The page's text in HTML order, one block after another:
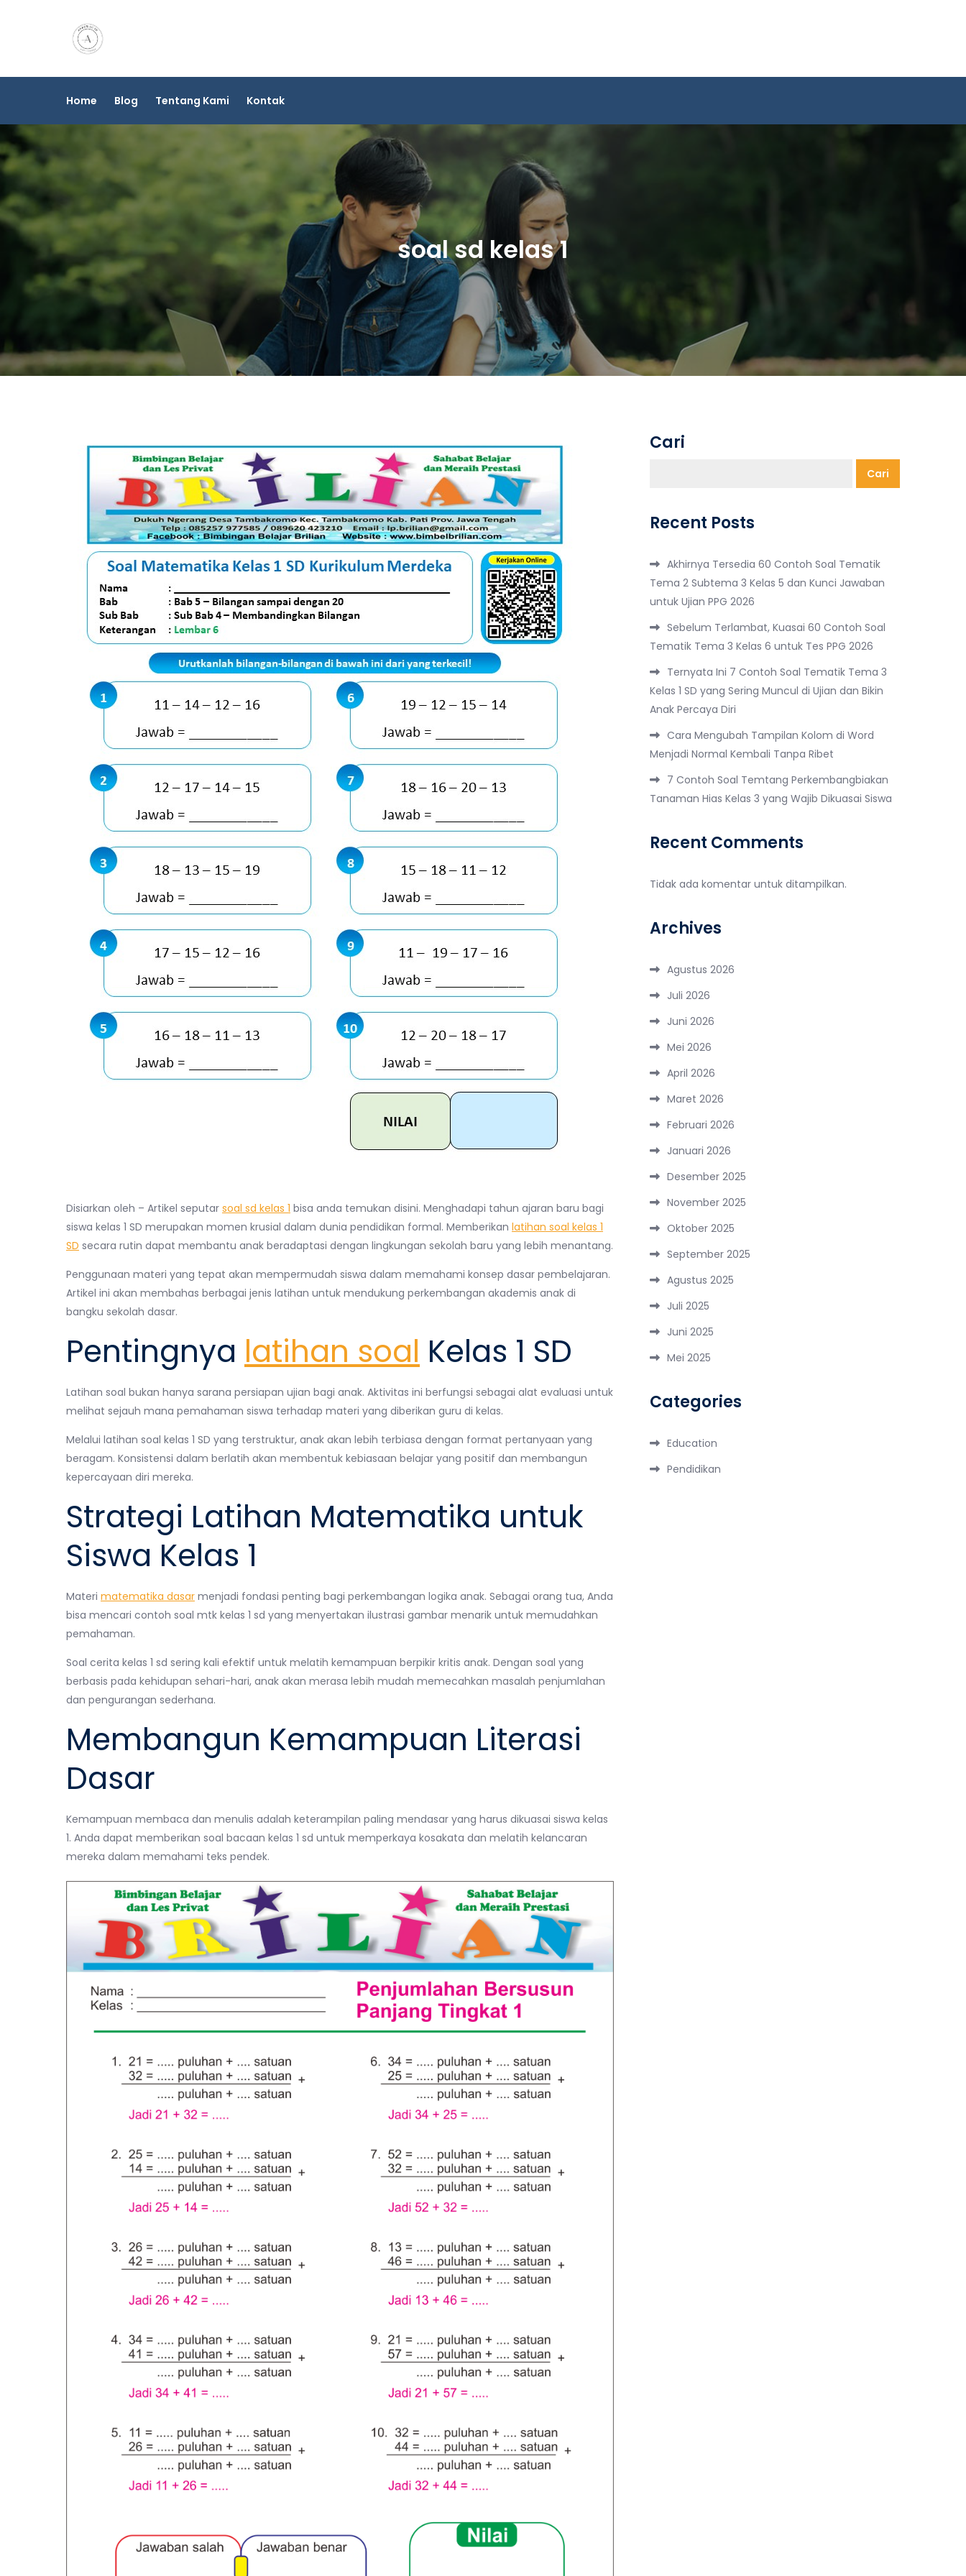
Home Blog Tentang Kami Kontak
soal sd kelas 1
Disiarkan oleh – Artikel seputar soal sd kelas 1 bisa anda temukan disini. Menghadapi tahun ajaran baru bagi
siswa kelas 1 SD merupakan momen krusial dalam dunia pendidikan formal. Memberikan latihan soal kelas 1
SD secara rutin dapat membantu anak beradaptasi dengan lingkungan sekolah baru yang lebih menantang.
Penggunaan materi yang tepat akan mempermudah siswa dalam memahami konsep dasar pembelajaran.
Artikel ini akan membahas berbagai jenis latihan untuk mendukung perkembangan akademis anak di
bangku sekolah dasar.
Pentingnya latihan soal Kelas 1 SD
Latihan soal bukan hanya sarana persiapan ujian bagi anak. Aktivitas ini berfungsi sebagai alat evaluasi untuk
melihat sejauh mana pemahaman siswa terhadap materi yang diberikan guru di kelas.
Melalui latihan soal kelas 1 SD yang terstruktur, anak akan lebih terbiasa dengan format pertanyaan yang
beragam. Konsistensi dalam berlatih akan membentuk kebiasaan belajar yang positif dan membangun
kepercayaan diri mereka.
Strategi Latihan Matematika untuk
Siswa Kelas 1
Materi matematika dasar menjadi fondasi penting bagi perkembangan logika anak. Sebagai orang tua, Anda
bisa mencari contoh soal mtk kelas 1 sd yang menyertakan ilustrasi gambar menarik untuk memudahkan
pemahaman.
Soal cerita kelas 1 sd sering kali efektif untuk melatih kemampuan berpikir kritis anak. Dengan soal yang
berbasis pada kehidupan sehari-hari, anak akan merasa lebih mudah memecahkan masalah penjumlahan
dan pengurangan sederhana.
Membangun Kemampuan Literasi
Dasar
Kemampuan membaca dan menulis adalah keterampilan paling mendasar yang harus dikuasai siswa kelas
1. Anda dapat memberikan soal bacaan kelas 1 sd untuk memperkaya kosakata dan melatih kelancaran
mereka dalam memahami teks pendek.
Cari
Cari
Recent Posts
Akhirnya Tersedia 60 Contoh Soal Tematik
Tema 2 Subtema 3 Kelas 5 dan Kunci Jawaban
untuk Ujian PPG 2026
Sebelum Terlambat, Kuasai 60 Contoh Soal
Tematik Tema 3 Kelas 6 untuk Tes PPG 2026
Ternyata Ini 7 Contoh Soal Tematik Tema 3
Kelas 1 SD yang Sering Muncul di Ujian dan Bikin
Anak Percaya Diri
Cara Mengubah Tampilan Kolom di Word
Menjadi Normal Kembali Tanpa Ribet
7 Contoh Soal Temtang Perkembangbiakan
Tanaman Hias Kelas 3 yang Wajib Dikuasai Siswa
Recent Comments
Tidak ada komentar untuk ditampilkan.
Archives
Agustus 2026
Juli 2026
Juni 2026
Mei 2026
April 2026
Maret 2026
Februari 2026
Januari 2026
Desember 2025
November 2025
Oktober 2025
September 2025
Agustus 2025
Juli 2025
Juni 2025
Mei 2025
Categories
Education
Pendidikan